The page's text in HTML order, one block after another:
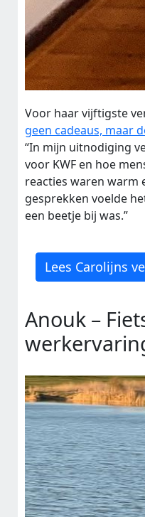
Voor haar vijftigste
geen cadeaus, maar
“In mijn uitnodiging
voor KWF en hoe
reacties waren warm
gesprekken voelde
een beetje bij was.”
Lees Carolijns
Anouk –